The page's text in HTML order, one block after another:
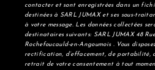
contacter et sont enregistrées dans un
destinées à SARL JUMAX et ses sous-
à votre message. Les données collectées
destinataires suivants: SARL JUMAX 48
Rochefoucauld-en-Angoumois . Vous
rectification, d’effacement, de portabilité,
retrait de votre consentement à tout